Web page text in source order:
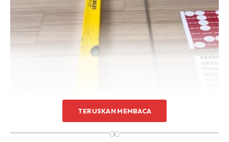
Sentuhan Midas penuh kemewahan dan elegant
untuk kediaman anda.
Rahsia dari IMPIANA, download sekarang di
TERUSKAN MEMBACA
∞